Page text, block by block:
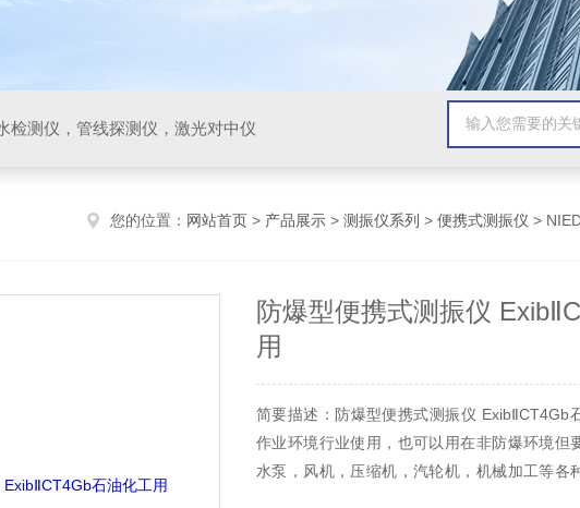
检测仪，管线探测仪，激光对中仪
您的位置： 网站首页 > 产品展示 > 测振仪系列 > 便携式测振仪 > NIEDOX-
防爆型便携式测振仪
用
简要描述：防爆型便携式测振仪 ExibⅡCT4Gb
作业环境行业使用，也可以用在非防爆环境但
水泵，风机，压缩机，汽轮机，机械加工等各